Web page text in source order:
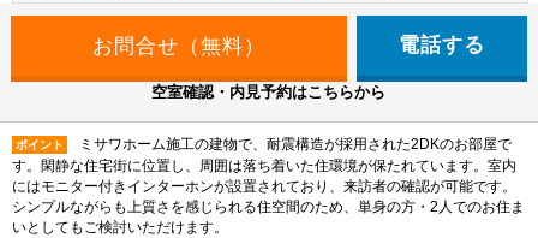
電話する
空室確認・内見予約はこちらから
ポイント
ミサワホーム施工の建物で、耐震構造が採用された2DKのお部屋で
す。閑静な住宅街に位置し、周囲は落ち着いた住環境が保たれています。室内
にはモニター付きインターホンが設置されており、来訪者の確認が可能です。
シンプルながらも上質さを感じられる住空間のため、単身の方・2人でのお住ま
いとしてもご検討いただけます。